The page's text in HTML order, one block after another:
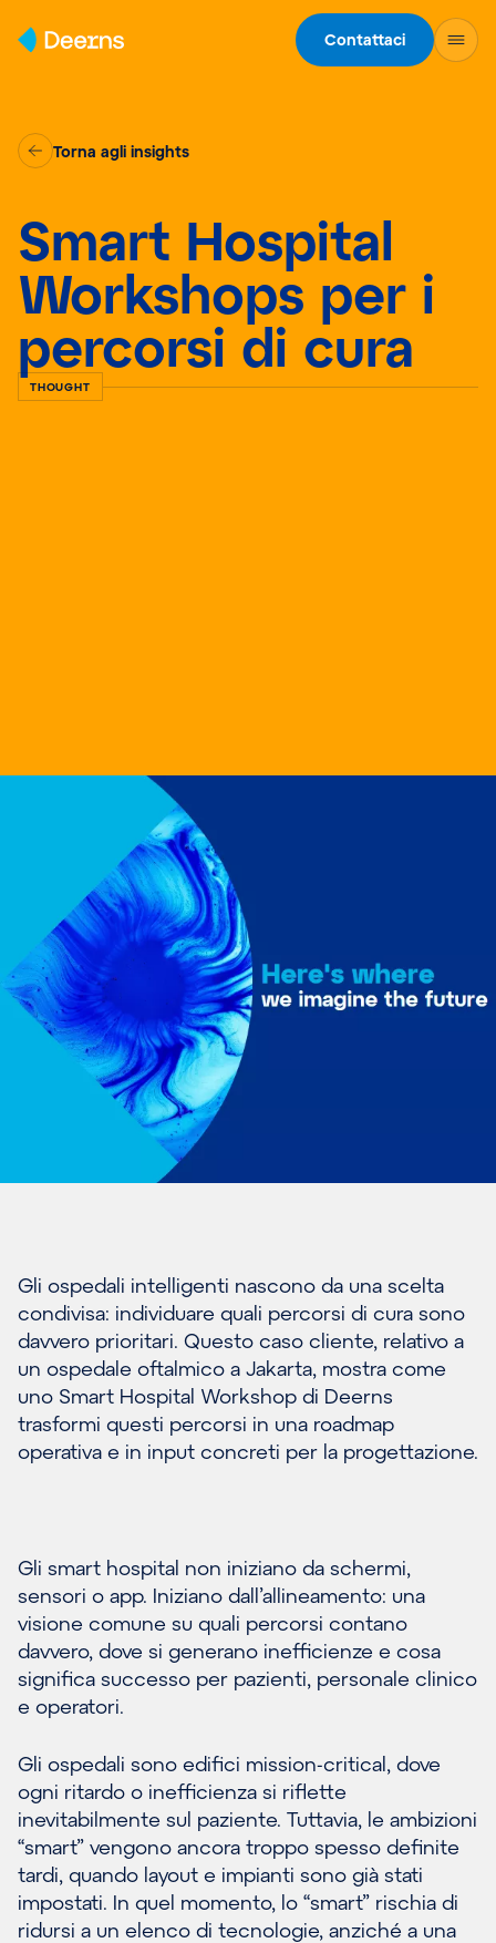
Contattaci
Torna agli insights
Smart Hospital
Workshops per i
percorsi di cura
THOUGHT
Gli ospedali intelligenti nascono da una scelta
condivisa: individuare quali percorsi di cura sono
davvero prioritari. Questo caso cliente, relativo a
un ospedale oftalmico a Jakarta, mostra come
uno Smart Hospital Workshop di Deerns
trasformi questi percorsi in una roadmap
operativa e in input concreti per la progettazione.
Gli smart hospital non iniziano da schermi,
sensori o app. Iniziano dall’allineamento: una
visione comune su quali percorsi contano
davvero, dove si generano inefficienze e cosa
significa successo per pazienti, personale clinico
e operatori.
Gli ospedali sono edifici mission-critical, dove
ogni ritardo o inefficienza si riflette
inevitabilmente sul paziente. Tuttavia, le ambizioni
“smart” vengono ancora troppo spesso definite
tardi, quando layout e impianti sono già stati
impostati. In quel momento, lo “smart” rischia di
ridursi a un elenco di tecnologie, anziché a una